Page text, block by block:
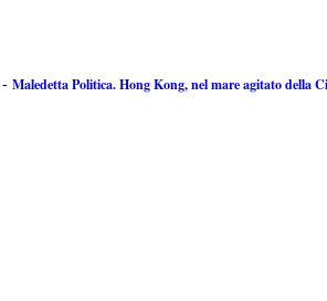
- Maledetta Politica. Hong Kong, nel mare agitato della